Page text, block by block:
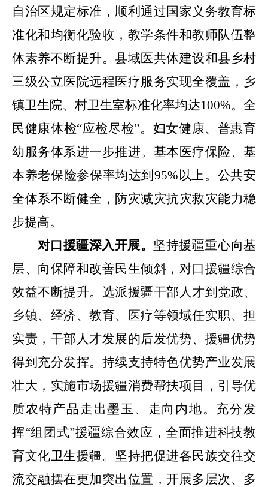
自治区规定标准，顺利通过国家义务教育标
准化和均衡化验收，教学条件和教师队伍整
体素养不断提升。县域医共体建设和县乡村
三级公立医院远程医疗服务实现全覆盖，乡
镇卫生院、村卫生室标准化率均达100%。全
民健康体检“应检尽检”。妇女健康、普惠育
幼服务体系进一步推进。基本医疗保险、基
本养老保险参保率均达到95% 以上。公共安
全体系不断健全，防灾减灾抗灾救灾能力稳
步提高。
对口援疆深入开展。 坚持援疆重心向基
层、向保障和改善民生倾斜，对口援疆综合
效益不断提升。选派援疆干部人才到党政、
乡镇、经济、教育、医疗等领域任实职、担
实责，干部人才发展的后发优势、援疆优势
得到充分发挥。持续支持特色优势产业发展
壮大，实施市场援疆消费帮扶项目，引导优
质农特产品走出墨玉、走向内地。充分发
挥“组团式”援疆综合效应，全面推进科技教
育文化卫生援疆。坚持把促进各民族交往交
流交融摆在更加突出位置，开展多层次、多